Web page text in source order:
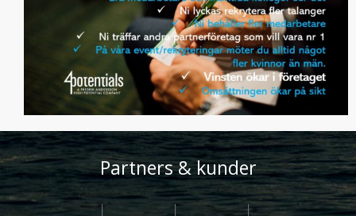
Partners & kunder